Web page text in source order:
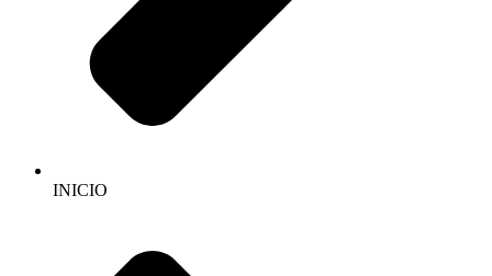
INICIO